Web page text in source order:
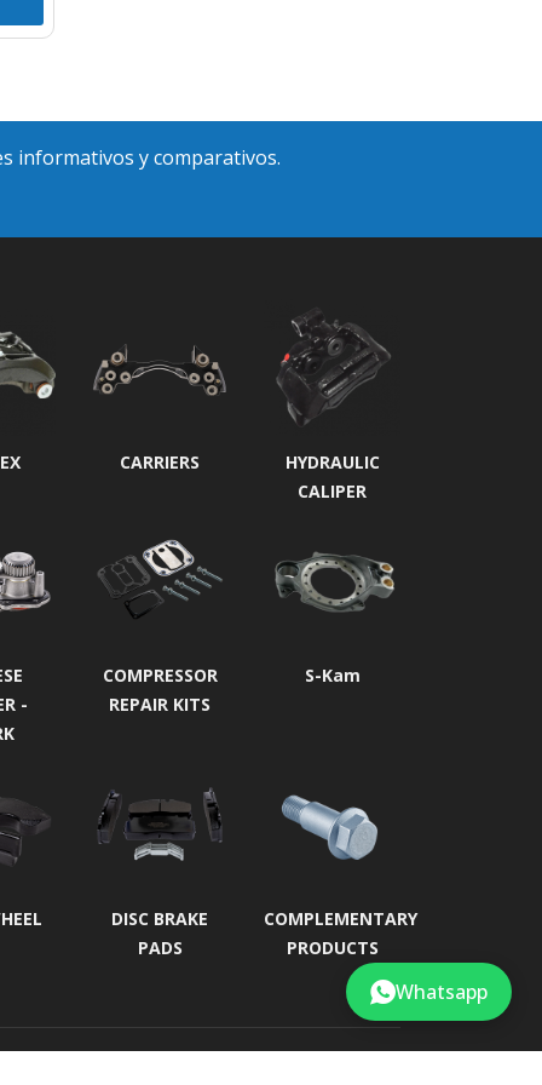
informativos y comparativos.
CARRIERS
HYDRAULIC
CALIPER
-
COMPRESSOR
REPAIR KITS
S-Kam
DISC BRAKE
PADS
COMPLEMENTARY
PRODUCTS
Whatsapp